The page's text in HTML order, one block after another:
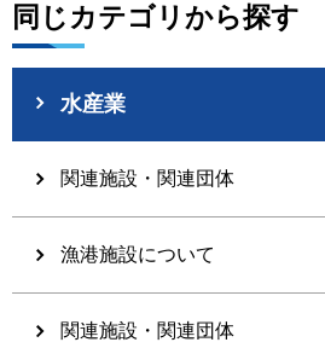
同じカテゴリから探す
水産業
関連施設・関連団体
漁港施設について
関連施設・関連団体